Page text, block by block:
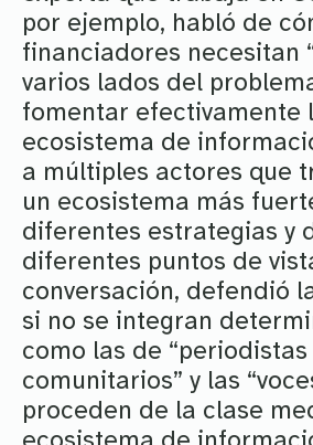
por ejemplo, habló de
financiadores necesitan
varios lados del
fomentar efectivamente
ecosistema de
a múltiples actores que
un ecosistema más
diferentes estrategias y
diferentes puntos de
conversación, defendió
si no se integran
como las de “periodistas
comunitarios” y las
proceden de la clase